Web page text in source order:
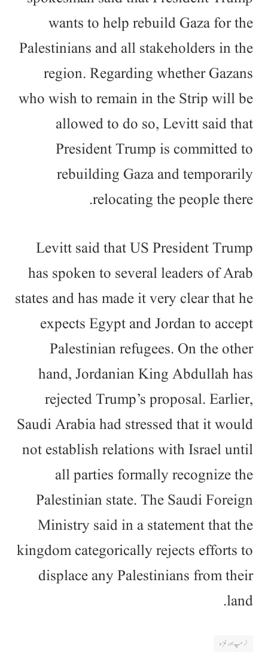
wants to help rebuild Gaza for the
Palestinians and all stakeholders in the
region. Regarding whether Gazans
who wish to remain in the Strip will be
allowed to do so, Levitt said that
President Trump is committed to
rebuilding Gaza and temporarily
relocating the people there.
Levitt said that US President Trump
has spoken to several leaders of Arab
states and has made it very clear that he
expects Egypt and Jordan to accept
Palestinian refugees. On the other
hand, Jordanian King Abdullah has
rejected Trump’s proposal. Earlier,
Saudi Arabia had stressed that it would
not establish relations with Israel until
all parties formally recognize the
Palestinian state. The Saudi Foreign
Ministry said in a statement that the
kingdom categorically rejects efforts to
displace any Palestinians from their
land.
ٹرمپ اور غزہ